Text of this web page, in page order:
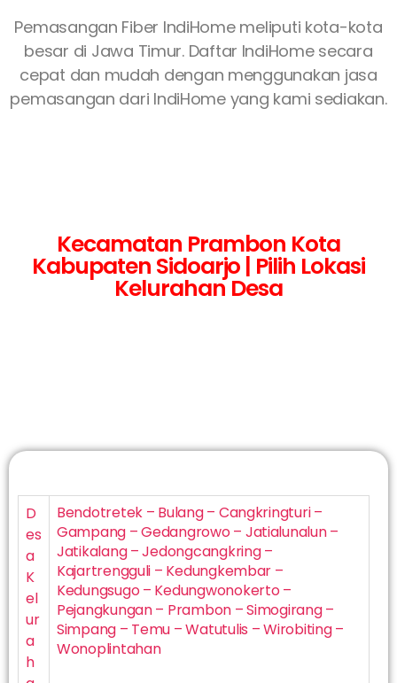
Pemasangan Fiber IndiHome meliputi kota-kota
besar di Jawa Timur. Daftar IndiHome secara
cepat dan mudah dengan menggunakan jasa
pemasangan dari IndiHome yang kami sediakan.
Kecamatan Prambon Kota
Kabupaten Sidoarjo | Pilih Lokasi
Kelurahan Desa
D
es
a
K
el
ur
a
h
Bendotretek – Bulang – Cangkringturi –
Gampang – Gedangrowo – Jatialunalun –
Jatikalang – Jedongcangkring –
Kajartrengguli – Kedungkembar –
Kedungsugo – Kedungwonokerto –
Pejangkungan – Prambon – Simogirang –
Simpang – Temu – Watutulis – Wirobiting –
Wonoplintahan